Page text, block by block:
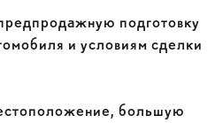
подготовку
и условиям сделки
большую